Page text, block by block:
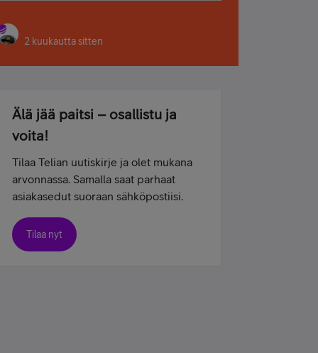
2 kuukautta sitten
Älä jää paitsi – osallistu ja
voita!
Tilaa Telian uutiskirje ja olet mukana
arvonnassa. Samalla saat parhaat
asiakasedut suoraan sähköpostiisi.
Tilaa nyt